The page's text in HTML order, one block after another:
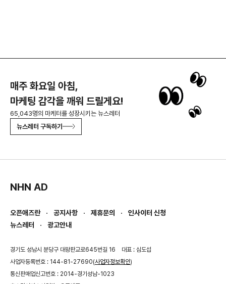
매주 화요일 아침,
마케팅 감각을 깨워 드릴게요!
65,043명의 마케터를 성장시키는 뉴스레터
뉴스레터 구독하기
NHN AD
오픈애즈란 공지사항 제휴문의
인사이터 신청
뉴스레터
광고안내
경기도 성남시 분당구 대왕판교로645번길 16
대표 : 심도섭
사업자등록번호 : 144-81-27690(사업자정보확인)
통신판매업신고번호 : 2014-경기성남-1023